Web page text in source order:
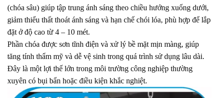
(chóa sâu) giúp tập trung ánh sáng theo chiều hướng xuống dưới,
giảm thiểu thất thoát ánh sáng và hạn chế chói lóa, phù hợp để lắp
đặt ở độ cao từ 4 – 10 mét.
Phần chóa được sơn tĩnh điện và xử lý bề mặt mịn màng, giúp
tăng tính thẩm mỹ và dễ vệ sinh trong quá trình sử dụng lâu dài.
Đây là một lợi thế lớn trong môi trường công nghiệp thường
xuyên có bụi bẩn hoặc điều kiện khắc nghiệt.